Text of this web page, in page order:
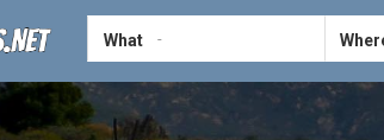
What